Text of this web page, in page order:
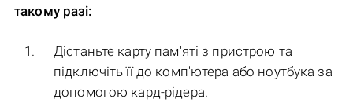
такому разі:
Дістаньте карту пам'яті з пристрою та
підключіть її до комп'ютера або ноутбука за
допомогою кард-рідера.